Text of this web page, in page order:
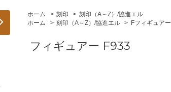
ホーム > 刻印 > 刻印（A～Z）/協進エル
ホーム
> 刻印（A～Z）/協進エル > Fフィギュアー
フィギュアー F933